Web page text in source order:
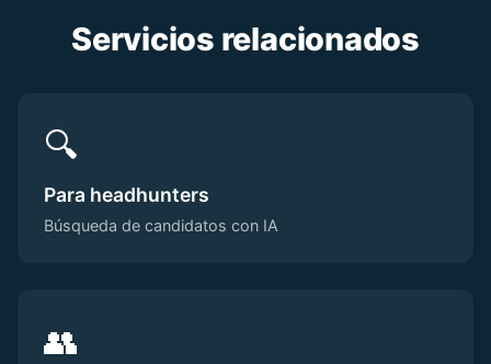
Servicios relacionados
🔍
Para headhunters
Búsqueda de candidatos con IA
👥